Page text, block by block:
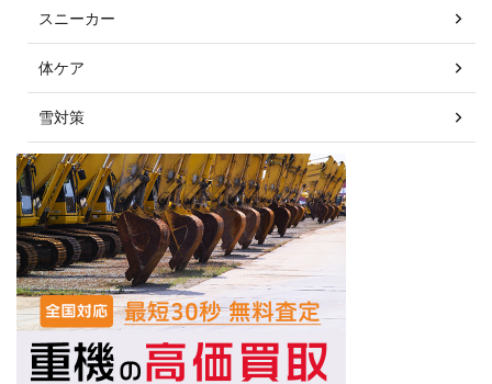
スニーカー
体ケア
雪対策